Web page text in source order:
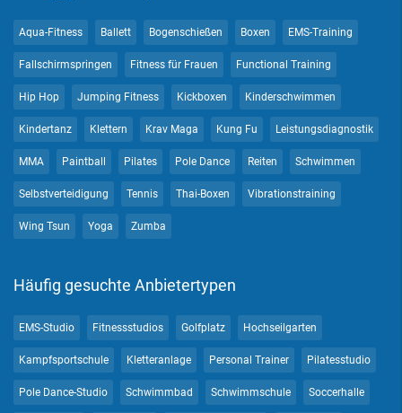
Aqua-Fitness Ballett Bogenschießen Boxen EMS-Training
Fallschirmspringen Fitness für Frauen Functional Training
Hip Hop Jumping Fitness Kickboxen Kinderschwimmen
Kindertanz Klettern Krav Maga Kung Fu Leistungsdiagnostik
MMA Paintball Pilates Pole Dance Reiten Schwimmen
Selbstverteidigung Tennis Thai-Boxen Vibrationstraining
Wing Tsun Yoga Zumba
Häufig gesuchte Anbietertypen
EMS-Studio Fitnessstudios Golfplatz Hochseilgarten
Kampfsportschule Kletteranlage Personal Trainer Pilatesstudio
Pole Dance-Studio Schwimmbad Schwimmschule Soccerhalle